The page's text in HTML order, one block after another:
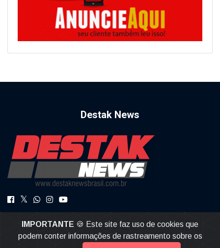
Destak News
destaknews@gmail.com
IMPORTANTE 🍪 Este site faz uso de cookies que
podem conter informações de rastreamento sobre os